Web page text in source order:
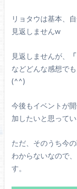
リョタウは基本、
見返しませんw
見返しませんが、
などどんな感想で
(^^)
今後もイベントが
加したいと思ってい
ただ、そのうち今
わからないなので
す。